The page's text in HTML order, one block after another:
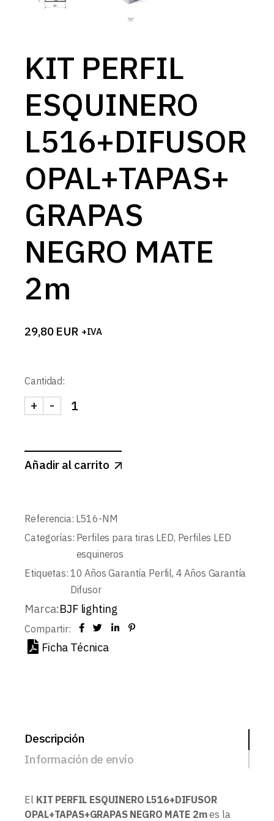
KIT PERFIL
ESQUINERO
L516+DIFUSOR
OPAL+TAPAS+
GRAPAS
NEGRO MATE
2m
29,80 EUR +IVA
Cantidad:
KIT PERFIL ESQUINERO L516+DIFUSOR
-
+
Añadir al carrito
Referencia: L516-NM
Categorías: Perfiles para tiras LED, Perfiles LED
esquineros
Etiquetas: 10 Años Garantía Perfil, 4 Años Garantía
Difusor
Marca:BJF lighting
Compartir:
Ficha Técnica
Descripción
Información de envío
El KIT PERFIL ESQUINERO L516+DIFUSOR
OPAL+TAPAS+GRAPAS NEGRO MATE 2mes la